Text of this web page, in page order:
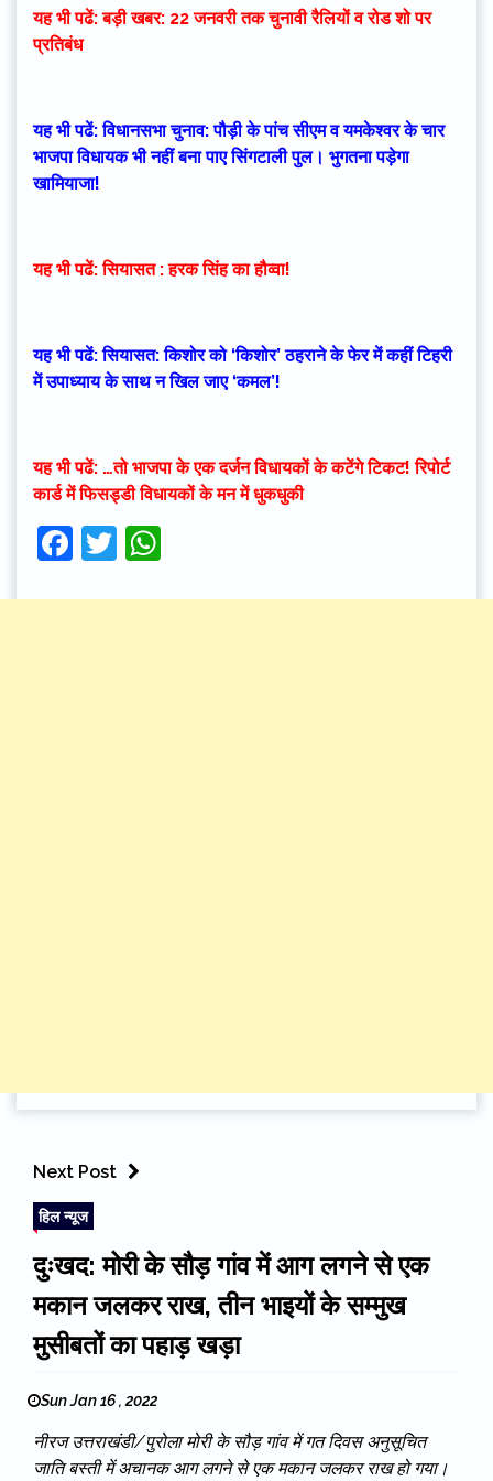
यह भी पढें: बड़ी खबर: 22 जनवरी तक चुनावी रैलियों व रोड शो पर
प्रतिबंध
यह भी पढें: विधानसभा चुनाव: पौड़ी के पांच सीएम व यमकेश्वर के चार
भाजपा विधायक भी नहीं बना पाए सिंगटाली पुल। भुगतना पड़ेगा
खामियाजा!
यह भी पढें: सियासत : हरक सिंह का हौव्वा!
यह भी पढें: सियासत: किशोर को ‘किशोर’ ठहराने के फेर में कहीं टिहरी
में उपाध्याय के साथ न खिल जाए ‘कमल’!
यह भी पढें: …तो भाजपा के एक दर्जन विधायकों के कटेंगे टिकट! रिपोर्ट
कार्ड में फिसड्डी विधायकों के मन में धुकधुकी
Facebook
Twitter
Next Post
हिल न्यूज
दुःखद: मोरी के सौड़ गांव में आग लगने से एक
मकान जलकर राख, तीन भाइयों के सम्मुख
मुसीबतों का पहाड़ खड़ा
Sun Jan 16 , 2022
नीरज उत्तराखंडी/पुरोला मोरी के सौड़ गांव में गत दिवस अनुसूचित
जाति बस्ती में अचानक आग लगने से एक मकान जलकर राख हो गया।